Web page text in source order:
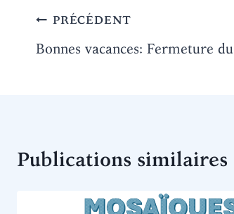
Navigation
de
PRÉCÉDENT
Bonnes vacances: Fermeture
Publications similaires